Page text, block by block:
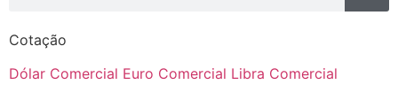
Cotação
Dólar Comercial Euro Comercial Libra Comercial